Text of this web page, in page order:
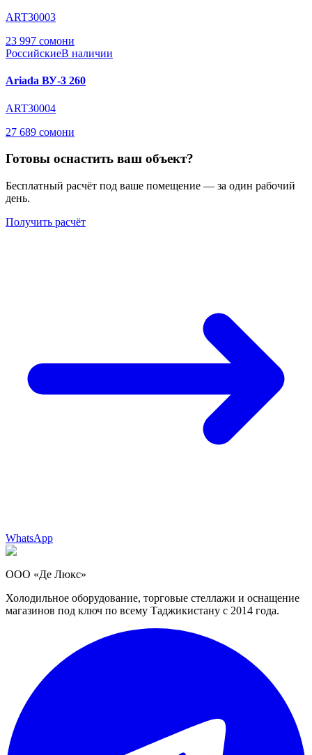
ART30003
23 997 сомони
РоссийскиеВ наличии
Ariada ВУ-3 260
ART30004
27 689 сомони
Готовы оснастить ваш объект?
Бесплатный расчёт под ваше помещение — за один рабочий
день.
Получить расчёт
WhatsApp
ООО «Де Люкс»
Холодильное оборудование, торговые стеллажи и оснащение
магазинов под ключ по всему Таджикистану с 2014 года.